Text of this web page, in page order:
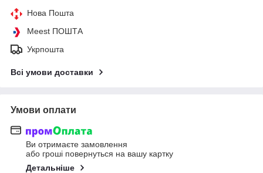
Нова Пошта
Meest ПОШТА
Укрпошта
Всі умови доставки
Умови оплати
Ви отримаєте замовлення
або гроші повернуться на вашу картку
Детальніше